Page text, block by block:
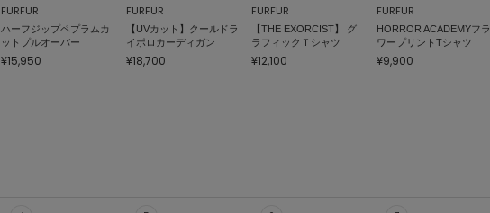
FURFUR
ハーフジップペプラムカ
ットプルオーバー
¥15,950
FURFUR
【UVカット】クールドラ
イポロカーディガン
¥18,700
FURFUR
【THE EXORCIST】 グ
ラフィックＴシャツ
¥12,100
FURFUR
HORROR ACADEMYフラ
ワープリントTシャツ
¥9,900